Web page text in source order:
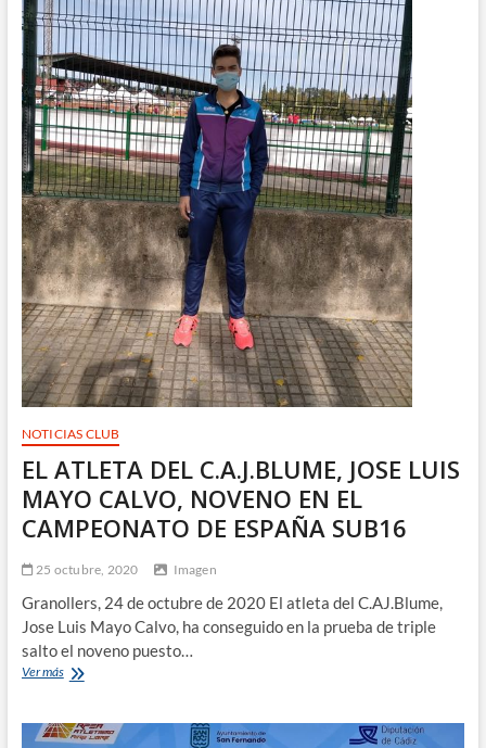
COPA
DE
ESPAÑA
DE
CLUBES
MÁSTER
POR
EQUIPOS
CON
EL
IMAGE
FR
NOTICIAS CLUB
EL ATLETA DEL C.A.J.BLUME, JOSE LUIS
MAYO CALVO, NOVENO EN EL
CAMPEONATO DE ESPAÑA SUB16
25 octubre, 2020 Imagen
Granollers, 24 de octubre de 2020 El atleta del C.AJ.Blume,
Jose Luis Mayo Calvo, ha conseguido en la prueba de triple
salto el noveno puesto…
Ver másEL
C.A.J.BLUME,